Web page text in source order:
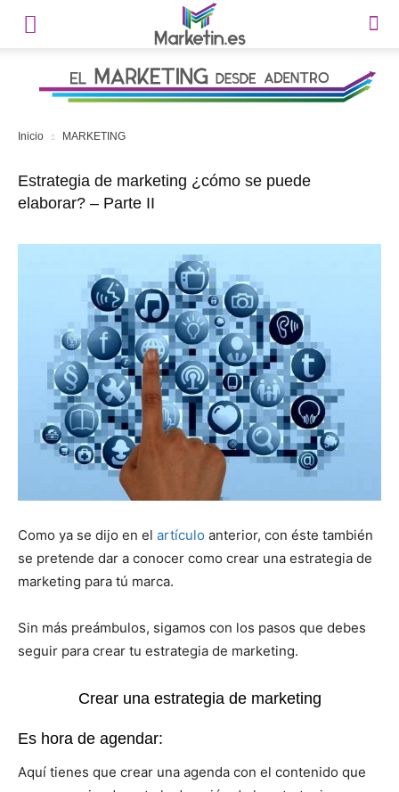
Inicio MARKETING
Estrategia de marketing ¿cómo se puede
elaborar? – Parte II
Como ya se dijo en el artículo anterior, con éste también
se pretende dar a conocer como crear una estrategia de
marketing para tú marca.
Sin más preámbulos, sigamos con los pasos que debes
seguir para crear tu estrategia de marketing.
Crear una estrategia de marketing
Es hora de agendar:
Aquí tienes que crear una agenda con el contenido que